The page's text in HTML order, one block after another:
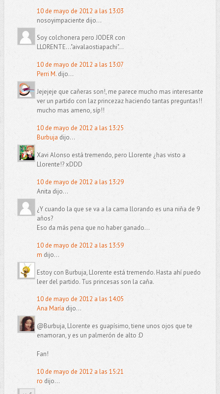
10 de mayo de 2012 a las 13:03
nosoyimpaciente dijo...
Soy colchonera pero JODER con
LLORENTE..."aivalaostiapachi"...
10 de mayo de 2012 a las 13:07
Perri M.dijo...
Jejejeje que cañeras son!, me parece mucho mas interesante
ver un partido con laz princezaz haciendo tantas preguntas!!
mucho mas ameno, síp!!
10 de mayo de 2012 a las 13:25
Burbuja dijo...
Xavi Alonso está tremendo, pero Llorente ¿has visto a
Llorente!? xDDD
10 de mayo de 2012 a las 13:29
Anita dijo...
¿Y cuando la que se va a la cama llorando es una niña de 9
años?
Eso da más pena que no haber ganado...
10 de mayo de 2012 a las 13:59
m dijo...
Estoy con Burbuja, Llorente está tremendo. Hasta ahí puedo
leer del partido. Tus princesas son la caña.
10 de mayo de 2012 a las 14:05
Ana María dijo...
@Burbuja, Llorente es guapísimo, tiene unos ojos que te
enamoran, y es un palmerón de alto :D
Fan!
10 de mayo de 2012 a las 15:21
ro dijo...